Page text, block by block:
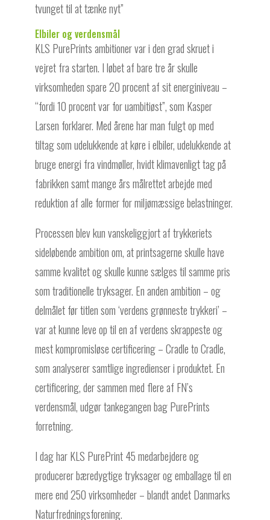
tvunget til at tænke nyt”
Elbiler og verdensmål
KLS PurePrints ambitioner var i den grad skruet i
vejret fra starten. I løbet af bare tre år skulle
virksomheden spare 20 procent af sit energiniveau –
“fordi 10 procent var for uambitiøst”, som Kasper
Larsen forklarer. Med årene har man fulgt op med
tiltag som udelukkende at køre i elbiler, udelukkende at
bruge energi fra vindmøller, hvidt klimavenligt tag på
fabrikken samt mange års målrettet arbejde med
reduktion af alle former for miljømæssige belastninger.
Processen blev kun vanskeliggjort af trykkeriets
sideløbende ambition om, at printsagerne skulle have
samme kvalitet og skulle kunne sælges til samme pris
som traditionelle tryksager. En anden ambition – og
delmålet før titlen som ‘verdens grønneste trykkeri’ –
var at kunne leve op til en af verdens skrappeste og
mest kompromisløse certificering – Cradle to Cradle,
som analyserer samtlige ingredienser i produktet. En
certificering, der sammen med flere af FN’s
verdensmål, udgør tankegangen bag PurePrints
forretning.
I dag har KLS PurePrint 45 medarbejdere og
producerer bæredygtige tryksager og emballage til en
mere end 250 virksomheder – blandt andet Danmarks
Naturfredningsforening.